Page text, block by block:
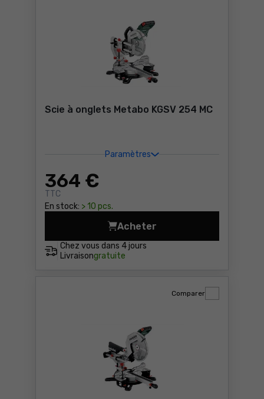
Scie à onglets Metabo KGSV 254 MC
Paramètres
364 €
TTC
En stock: > 10 pcs.
Chez vous dans 4 jours
Livraisongratuite
Acheter
Scie à onglets Metabo
Comparer